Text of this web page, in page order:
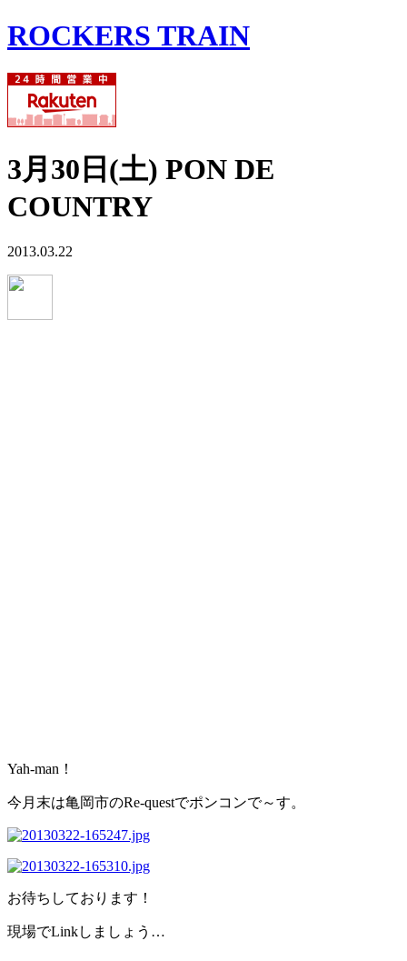
ROCKERS TRAIN
3月30日(土) PON DE
COUNTRY
2013.03.22
Yah-man！
今月末は亀岡市のRe-questでポンコンで～す。
お待ちしております！
現場でLinkしましょう…